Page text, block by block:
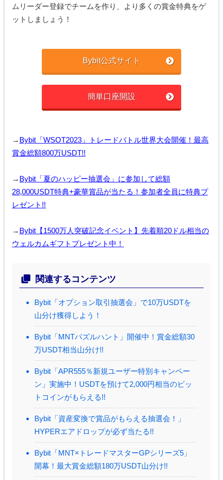
ムリーダー登録でチームを作り、より多くの賞金特典をゲ
ットしましょう！
Bybit公式サイト
簡単口座開設
→ Bybit「WSOT2023」トレードバトル世界大会開催！最高
賞金総額800万USDT!!
→ Bybit「夏のハッピー抽選会」に参加して総額
28,000USDT特典+豪華賞品が当たる！参加者全員に特典プ
レゼント!!
→ Bybit【1500万人突破記念イベント】先着順20ドル相当の
ウェルカムギフトプレゼント中！
関連するコンテンツ
Bybit「オプション取引抽選会」で10万USDTを
山分け獲得しよう！
Bybit「MNTパズルハント」開催中！賞金総額30
万USDT相当山分け!!
Bybit「APR555％新規ユーザー特別キャンペー
ン」実施中！USDTを預けて2,000円相当のビッ
トコインがもらえる!!
Bybit「資産変換で賞品がもらえる抽選会！」
HYPERエアドロップが必ず当たる!!
Bybit「MNT×トレードマスターGPシリーズ5」
開幕！最大賞金総額180万USDT山分け!!